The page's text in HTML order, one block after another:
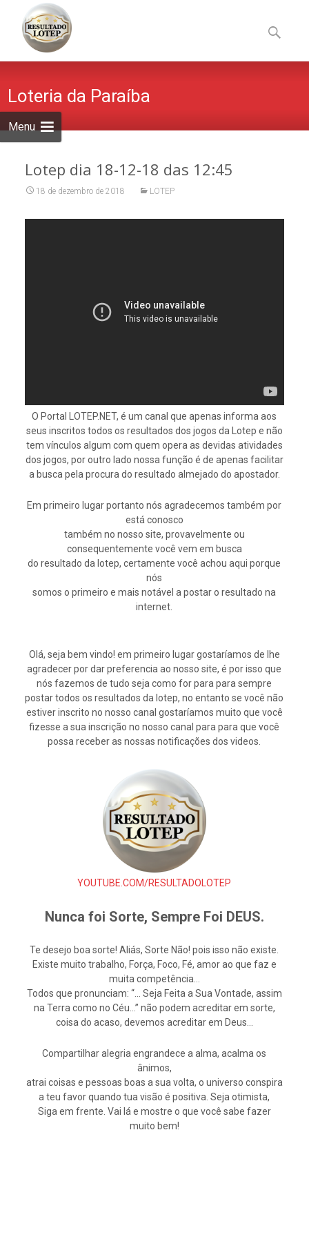
Menu
to
content
por:
Loteria da Paraíba
Lotep dia 18-12-18 das 12:45
18 de dezembro de 2018 LOTEP
O Portal LOTEP.NET, é um canal que apenas informa aos
seus inscritos todos os resultados dos jogos da Lotep e não
tem vínculos algum com quem opera as devidas atividades
dos jogos, por outro lado nossa função é de apenas facilitar
a busca pela procura do resultado almejado do apostador.
Em primeiro lugar portanto nós agradecemos também por
está conosco
também no nosso site, provavelmente ou
consequentemente você vem em busca
do resultado da lotep, certamente você achou aqui porque
nós
somos o primeiro e mais notável a postar o resultado na
internet.
Olá, seja bem vindo! em primeiro lugar gostaríamos de lhe
agradecer por dar preferencia ao nosso site, é por isso que
nós fazemos de tudo seja como for para para sempre
postar todos os resultados da lotep, no entanto se você não
estiver inscrito no nosso canal gostaríamos muito que você
fizesse a sua inscrição no nosso canal para para que você
possa receber as nossas notificações dos videos.
YOUTUBE.COM/RESULTADOLOTEP
Nunca foi Sorte, Sempre Foi DEUS.
Te desejo boa sorte! Aliás, Sorte Não! pois isso não existe.
Existe muito trabalho, Força, Foco, Fé, amor ao que faz e
muita competência…
Todos que pronunciam: “… Seja Feita a Sua Vontade, assim
na Terra como no Céu…” não podem acreditar em sorte,
coisa do acaso, devemos acreditar em Deus…
Compartilhar alegria engrandece a alma, acalma os
ânimos,
atrai coisas e pessoas boas a sua volta, o universo conspira
a teu favor quando tua visão é positiva. Seja otimista,
Siga em frente. Vai lá e mostre o que você sabe fazer
muito bem!